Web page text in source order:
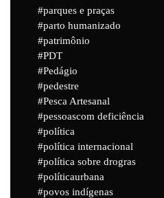
parques e praças
parto humanizado
patrimônio
PDT
Pedágio
pedestre
Pesca Artesanal
pessoascom deficiência
política
política internacional
política sobre drogras
políticaurbana
povos indígenas